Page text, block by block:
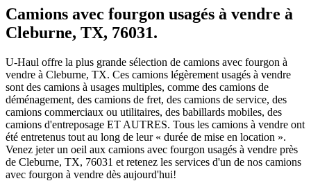
Camions avec fourgon usagés à vendre à
Cleburne, TX, 76031.
U-Haul offre la plus grande sélection de camions avec fourgon à
vendre à Cleburne, TX. Ces camions légèrement usagés à vendre
sont des camions à usages multiples, comme des camions de
déménagement, des camions de fret, des camions de service, des
camions commerciaux ou utilitaires, des babillards mobiles, des
camions d'entreposage ET AUTRES. Tous les camions à vendre ont
été entretenus tout au long de leur « durée de mise en location ».
Venez jeter un oeil aux camions avec fourgon usagés à vendre près
de Cleburne, TX, 76031 et retenez les services d'un de nos camions
avec fourgon à vendre dès aujourd'hui!